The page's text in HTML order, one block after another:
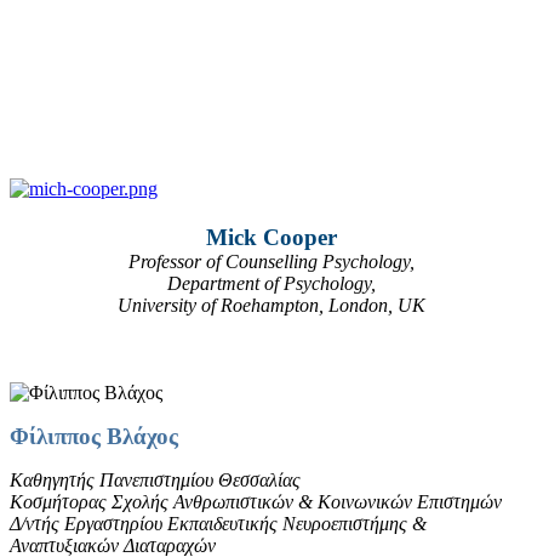
Mick Cooper
Professor of Counselling Psychology,
Department of Psychology,
University of Roehampton, London, UK
Φίλιππος Βλάχος
Καθηγητής Πανεπιστημίου Θεσσαλίας
Κοσμήτορας Σχολής Ανθρωπιστικών & Κοινωνικών Επιστημών
Δ/ντής Εργαστηρίου Εκπαιδευτικής Νευροεπιστήμης &
Αναπτυξιακών Διαταραχών